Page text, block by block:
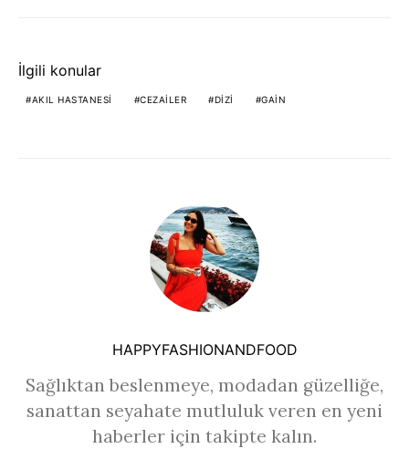
İlgili konular
AKIL HASTANESI CEZAILER DIZI GAIN
HAPPYFASHIONANDFOOD
Sağlıktan beslenmeye, modadan güzelliğe,
sanattan seyahate mutluluk veren en yeni
haberler için takipte kalın.